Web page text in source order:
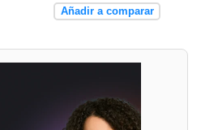
Añadir a comparar